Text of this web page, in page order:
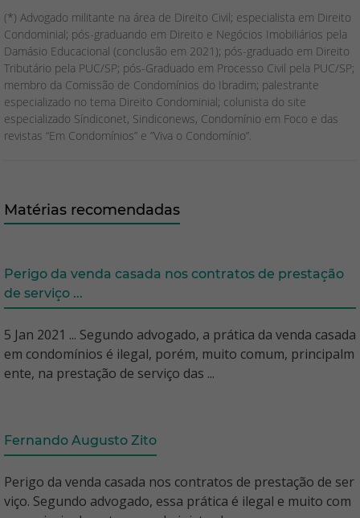
(*) Advogado militante na área de Direito Civil; especialista em Direito
Condominial; pós-graduando em Direito e Negócios Imobiliários pela
Damásio Educacional (conclusão em 2021); pós-graduado em Direito
Tributário pela PUC/SP; pós-Graduado em Processo Civil pela PUC/SP;
membro da Comissão de Condomínios do Ibradim; palestrante
especializado no tema Direito Condominial; colunista do site
especializado Síndiconet, Sindiconews, Condomínio em Foco e das
revistas “Em Condomínios” e ”Viva o Condomínio”.
Matérias recomendadas
Perigo da venda casada nos contratos de prestação
de serviço ...
5 Jan 2021 ... Segundo advogado, a prática da venda casada
em condomínios é ilegal, porém, muito comum, principalm
ente, na prestação de serviço das ...
Fernando Augusto Zito
Perigo da venda casada nos contratos de prestação de ser
viço. Segundo advogado, essa prática é ilegal e muito com